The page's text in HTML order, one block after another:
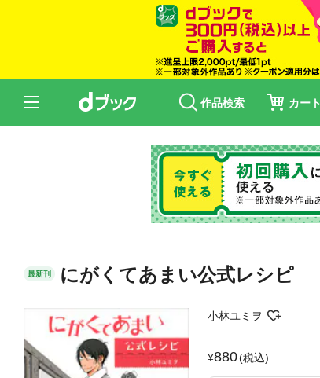
作品検索 カート
最新刊 にがくてあまい公式レシピ
小林ユミヲ
880(税込)